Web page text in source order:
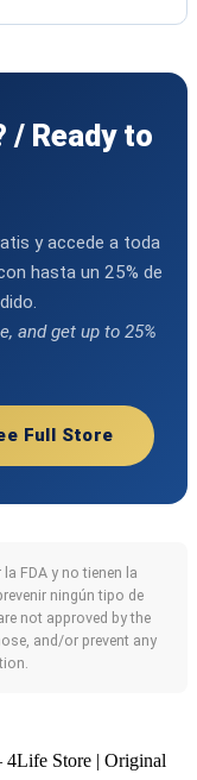
/ Ready to
y accede a toda
hasta un 25% de
and get up to 25%
Full Store
FDA y no tienen la
ningún tipo de
not approved by the
and/or prevent any
4Life Store | Original